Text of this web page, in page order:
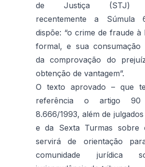
de Justiça (STJ)
recentemente a Súmula
dispõe: “o crime de fraude à
formal, e sua ​​consumação
da comprovação do
obtenção de vantagem”.
O texto aprovado – que
referência o artigo
8.666/1993, além de
e da Sexta Turmas sobre
servirá de orientação
comunidade jurídica